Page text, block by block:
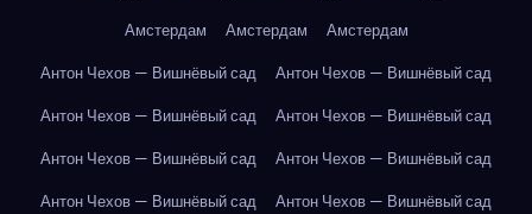
Амстердам
Амстердам
Амстердам
Антон Чехов — Вишнёвый сад
Антон Чехов — Вишнёвый сад
Антон Чехов — Вишнёвый сад
Антон Чехов — Вишнёвый сад
Антон Чехов — Вишнёвый сад
Антон Чехов — Вишнёвый сад
Антон Чехов — Вишнёвый сад
Антон Чехов — Вишнёвый сад